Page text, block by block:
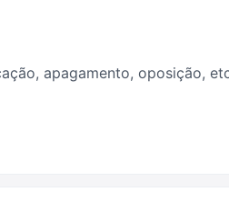
apagamento, oposição,